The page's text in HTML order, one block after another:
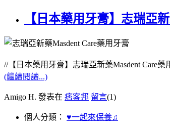
【日本藥用牙膏】志瑞亞
//【日本藥用牙膏】志瑞亞新藥Masdent Care藥
(繼續閱讀...)
Amigo H. 發表在 痞客邦 留言(1)
個人分類： ♥一起來保養♫